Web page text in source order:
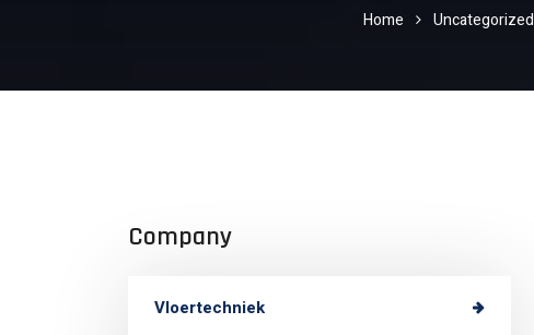
Home Uncategorized
Company
Vloertechniek